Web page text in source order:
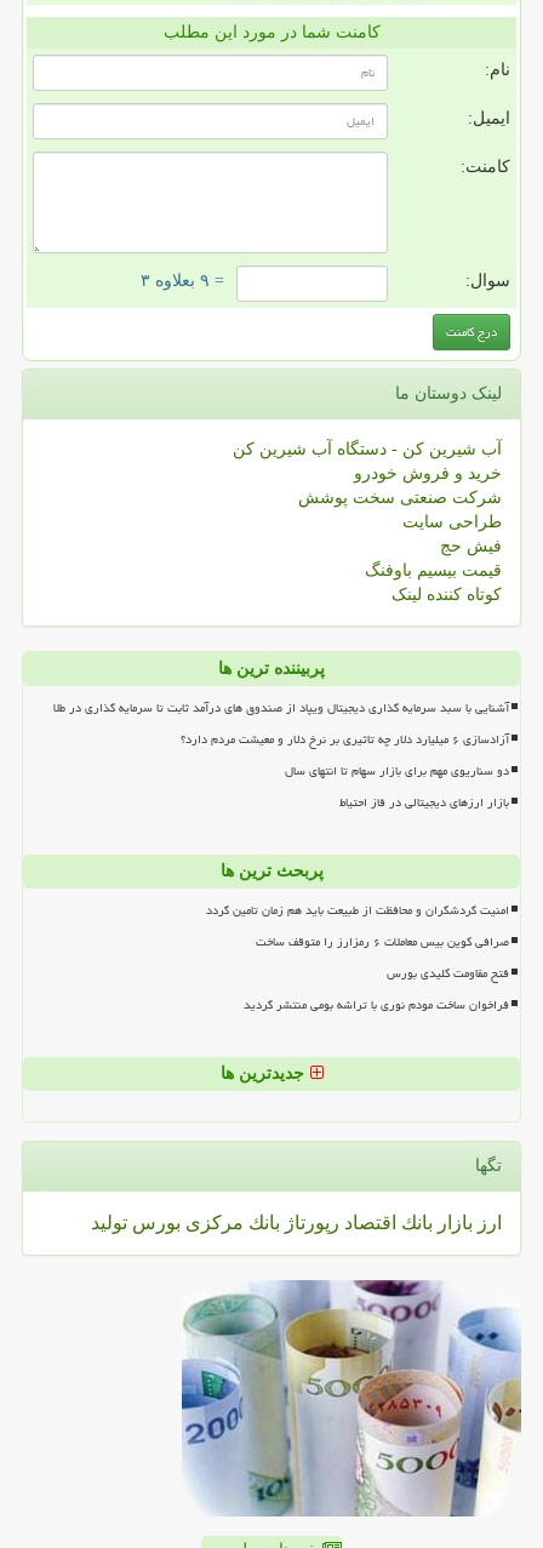
کامنت شما در مورد این مطلب
نام:
ایمیل:
کامنت:
سوال: = ۹ بعلاوه ۳
لینک دوستان ما
آب شیرین کن - دستگاه آب شیرین کن
خرید و فروش خودرو
شرکت صنعتی سخت پوشش
طراحی سایت
فیش حج
قیمت بیسیم باوفنگ
کوتاه کننده لینک
پربیننده ترین ها
آشنایی با سبد سرمایه گذاری دیجیتال ویپاد از صندوق های درآمد ثابت تا سرمایه گذاری در طلا
آزادسازی ۶ میلیارد دلار چه تاثیری بر نرخ دلار و معیشت مردم دارد؟
دو سناریوی مهم برای بازار سهام تا انتهای سال
بازار ارزهای دیجیتالی در فاز احتیاط
پربحث ترین ها
امنیت گردشگران و محافظت از طبیعت باید هم زمان تامین گردد
صرافی کوین بیس معاملات ۶ رمزارز را متوقف ساخت
فتح مقاومت کلیدی بورس
فراخوان ساخت مودم نوری با تراشه بومی منتشر گردید
جدیدترین ها
تگها
ارز بازار بانك اقتصاد رپورتاژ بانك مركزی بورس تولید